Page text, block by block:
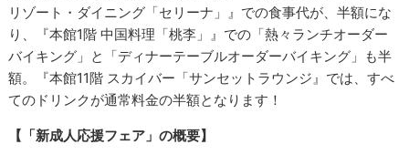
リゾート・ダイニング「セリーナ」』での食事代が、半額にな
り、『本館1階 中国料理「桃李」』での「熱々ランチオーダー
バイキング」と「ディナーテーブルオーダーバイキング」も半
額。『本館11階 スカイバー「サンセットラウンジ』では、すべ
てのドリンクが通常料金の半額となります！
【「新成人応援フェア」の概要】